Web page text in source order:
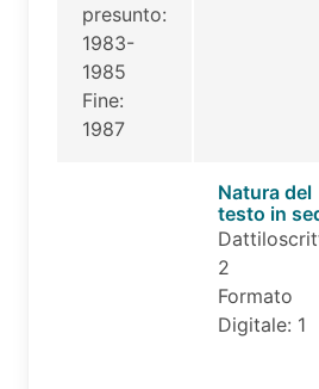
presunto:
1983-
1985
Fine:
1987
Natura del
testo in
2
Formato
Digitale: 1